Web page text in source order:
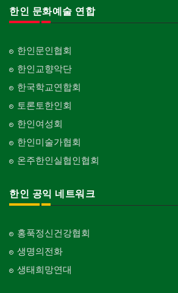
한인 문화예술 연합
한인문인협회
한인교향악단
한국학교연합회
토론토한인회
한인여성회
한인미술가협회
온주한인실협인협회
한인 공익 네트워크
홍푹정신건강협회
생명의전화
생태희망연대